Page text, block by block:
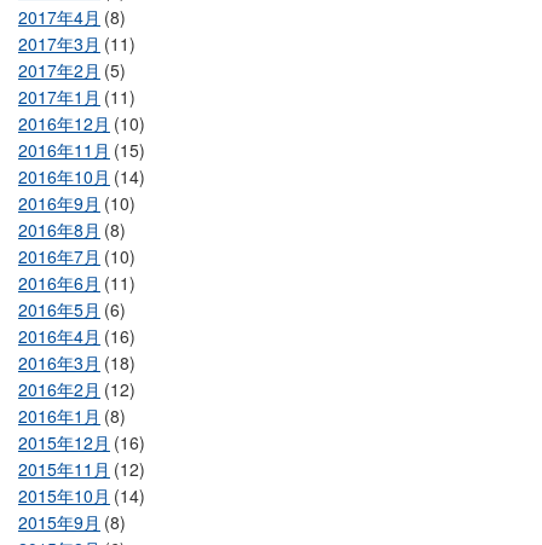
2017年4月 (8)
2017年3月 (11)
2017年2月 (5)
2017年1月 (11)
2016年12月 (10)
2016年11月 (15)
2016年10月 (14)
2016年9月 (10)
2016年8月 (8)
2016年7月 (10)
2016年6月 (11)
2016年5月 (6)
2016年4月 (16)
2016年3月 (18)
2016年2月 (12)
2016年1月 (8)
2015年12月 (16)
2015年11月 (12)
2015年10月 (14)
2015年9月 (8)